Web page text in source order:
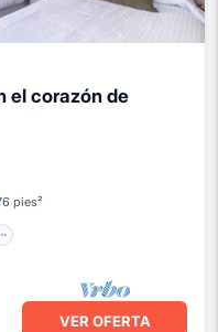
el corazón de
pies²
VER OFERTA